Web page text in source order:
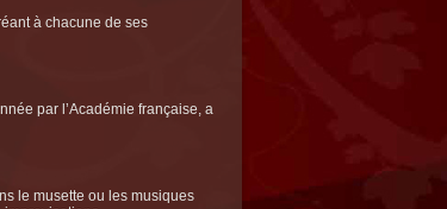
à chacune de ses
par l’Académie française, a
le musette ou les musiques